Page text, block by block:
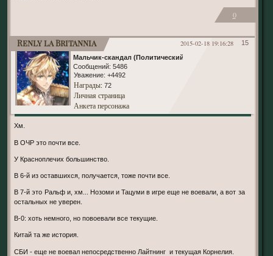
0
15
2015-02-18 19:16:28
Renly la Britannia
Мальчик-скандал (Политический)
Сообщений: 5486
Уважение: +4492
Награды: 72
Личная страница
Анкета персонажа
Хм.
В ОЧР это почти все.
У Красноплечих большинство.
В 6-й из оставшихся, получается, тоже почти все.
В 7-й это Ральф и, хм... Нозоми и Тацуми в игре еще не воевали, а вот за
остальных не уверен.
В-0: хоть немного, но повоевали все текущие.
Китай та же история.
СБИ - еще не воевал непосредственно Лайтнинг и текущая Корнелия.